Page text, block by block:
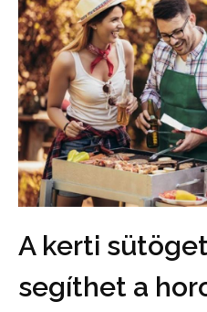
A kerti
segíthet a